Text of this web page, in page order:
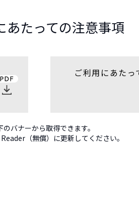
あたっての注意事項
ご利用にあた
バナーから取得できます。
（無償）に更新してください。